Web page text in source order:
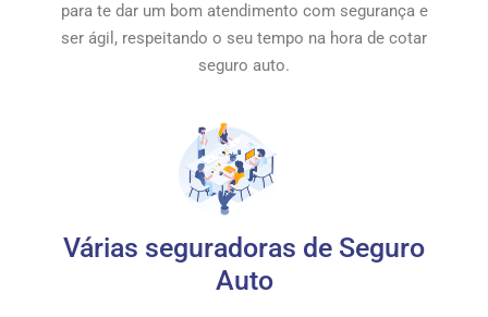
para te dar um bom atendimento com segurança e
ser ágil, respeitando o seu tempo na hora de cotar
seguro auto.
Várias seguradoras de Seguro
Auto